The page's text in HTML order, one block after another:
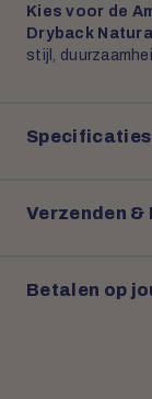
Kies voor de
Dryback
stijl,
Specificaties
Verzenden &
Betalen op